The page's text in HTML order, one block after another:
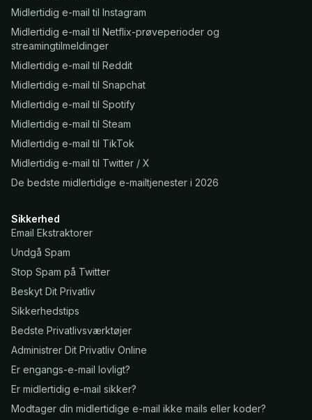
Midlertidig e-mail til Instagram
Midlertidig e-mail til Netflix-prøveperioder og
streamingtilmeldinger
Midlertidig e-mail til Reddit
Midlertidig e-mail til Snapchat
Midlertidig e-mail til Spotify
Midlertidig e-mail til Steam
Midlertidig e-mail til TikTok
Midlertidig e-mail til Twitter / X
De bedste midlertidige e-mailtjenester i 2026
Sikkerhed
Email Ekstraktorer
Undgå Spam
Stop Spam på Twitter
Beskyt Dit Privatliv
Sikkerhedstips
Bedste Privatlivsværktøjer
Administrer Dit Privatliv Online
Er engangs-e-mail lovligt?
Er midlertidig e-mail sikker?
Modtager din midlertidige e-mail ikke mails eller koder?